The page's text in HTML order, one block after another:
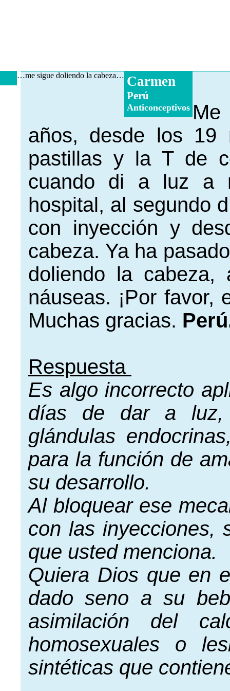
…me sigue doliendo la cabeza… Carmen
Perú
Anticonceptivos
años, desde los 19
pastillas y la T de
cuando di a luz a
hospital, al segundo
con inyección y
cabeza. Ya ha
doliendo la cabeza,
náuseas. ¡Por favor,
Muchas gracias.
Respuesta
Es algo incorrecto
días de dar a luz,
glándulas
para la función de
su desarrollo.
Al bloquear ese
con las inyecciones,
que usted menciona.
Quiera Dios que en
dado seno a su
asimilación del
homosexuales o
sintéticas que